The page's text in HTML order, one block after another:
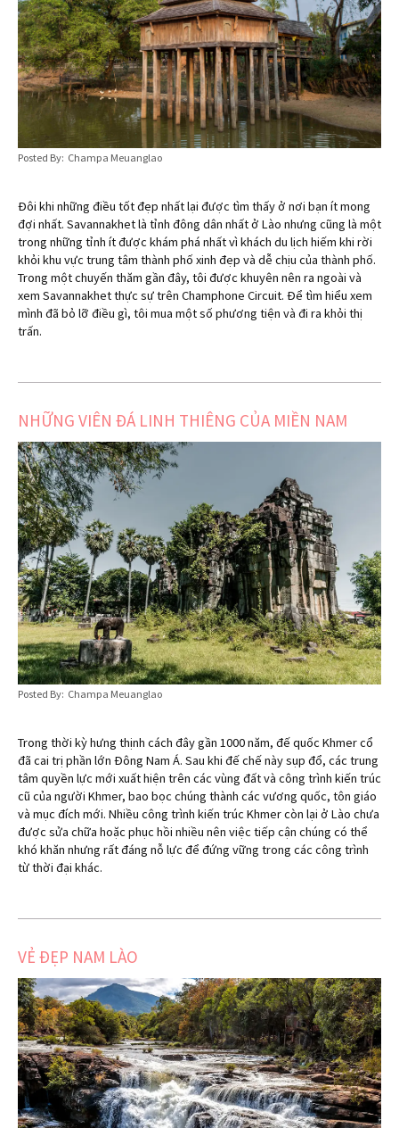
Posted By: Champa Meuanglao
Đôi khi những điều tốt đẹp nhất lại được tìm thấy ở nơi bạn ít mong
đợi nhất. Savannakhet là tỉnh đông dân nhất ở Lào nhưng cũng là một
trong những tỉnh ít được khám phá nhất vì khách du lịch hiếm khi rời
khỏi khu vực trung tâm thành phố xinh đẹp và dễ chịu của thành phố.
Trong một chuyến thăm gần đây, tôi được khuyên nên ra ngoài và
xem Savannakhet thực sự trên Champhone Circuit. Để tìm hiểu xem
mình đã bỏ lỡ điều gì, tôi mua một số phương tiện và đi ra khỏi thị
trấn.
NHỮNG VIÊN ĐÁ LINH THIÊNG CỦA MIỀN NAM
Posted By: Champa Meuanglao
Trong thời kỳ hưng thịnh cách đây gần 1000 năm, đế quốc Khmer cổ
đã cai trị phần lớn Đông Nam Á. Sau khi đế chế này sụp đổ, các trung
tâm quyền lực mới xuất hiện trên các vùng đất và công trình kiến trúc
cũ của người Khmer, bao bọc chúng thành các vương quốc, tôn giáo
và mục đích mới. Nhiều công trình kiến trúc Khmer còn lại ở Lào chưa
được sửa chữa hoặc phục hồi nhiều nên việc tiếp cận chúng có thể
khó khăn nhưng rất đáng nỗ lực để đứng vững trong các công trình
từ thời đại khác.
VẺ ĐẸP NAM LÀO